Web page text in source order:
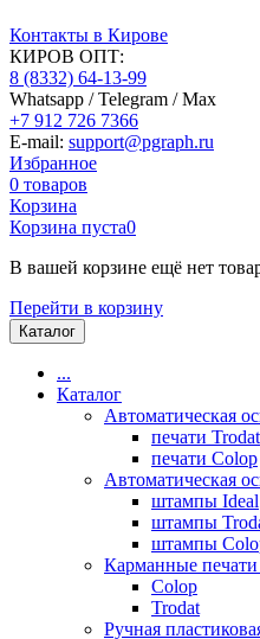
Контакты в Кирове
КИРОВ ОПТ:
8 (8332) 64-13-99
Whatsapp / Telegram / Max
+7 912 726 7366
E-mail: support@pgraph.ru
Избранное
0 товаров
Корзина
Корзина пуста0
В вашей корзине ещё нет
Перейти в корзину
Каталог
...
Каталог
Автоматическая
печати Trodat
печати Colop
Автоматическая
штампы Ideal
штампы
штампы
Карманные
Colop
Trodat
Ручная